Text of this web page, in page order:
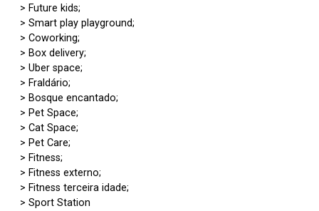
> Future kids;
> Smart play playground;
> Coworking;
> Box delivery;
> Uber space;
> Fraldário;
> Bosque encantado;
> Pet Space;
> Cat Space;
> Pet Care;
> Fitness;
> Fitness externo;
> Fitness terceira idade;
> Sport Station